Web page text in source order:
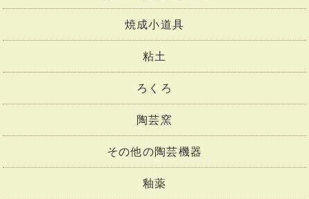
焼成小道具
粘土
ろくろ
陶芸窯
その他の陶芸機器
釉薬